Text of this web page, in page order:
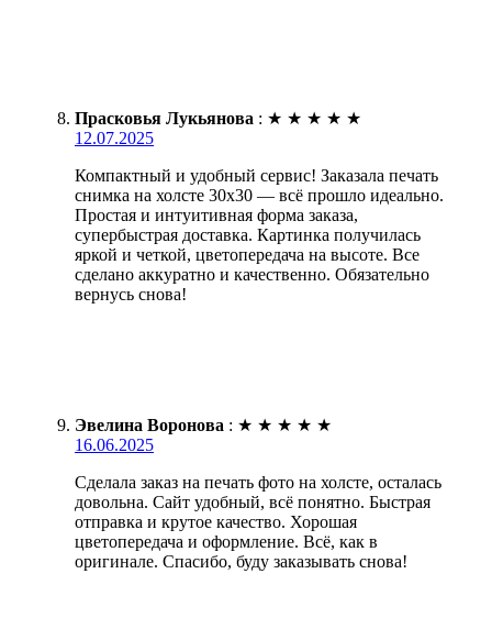
Прасковья Лукьянова : ★ ★ ★ ★ ★
12.07.2025
Компактный и удобный сервис! Заказала печать
снимка на холсте 30х30 — всё прошло идеально.
Простая и интуитивная форма заказа,
супербыстрая доставка. Картинка получилась
яркой и четкой, цветопередача на высоте. Все
сделано аккуратно и качественно. Обязательно
вернусь снова!
Эвелина Воронова : ★ ★ ★ ★ ★
16.06.2025
Сделала заказ на печать фото на холсте, осталась
довольна. Сайт удобный, всё понятно. Быстрая
отправка и крутое качество. Хорошая
цветопередача и оформление. Всё, как в
оригинале. Спасибо, буду заказывать снова!